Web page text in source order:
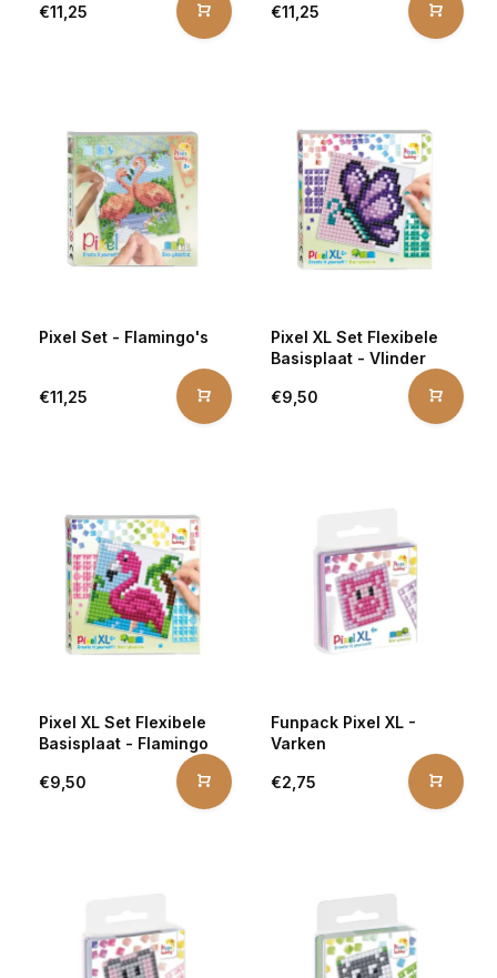
€11,25 €11,25
Pixel Set - Flamingo's
€11,25
Pixel XL Set Flexibele
Basisplaat - Vlinder
€9,50
Pixel XL Set Flexibele
Basisplaat - Flamingo
€9,50
Funpack Pixel XL -
Varken
€2,75